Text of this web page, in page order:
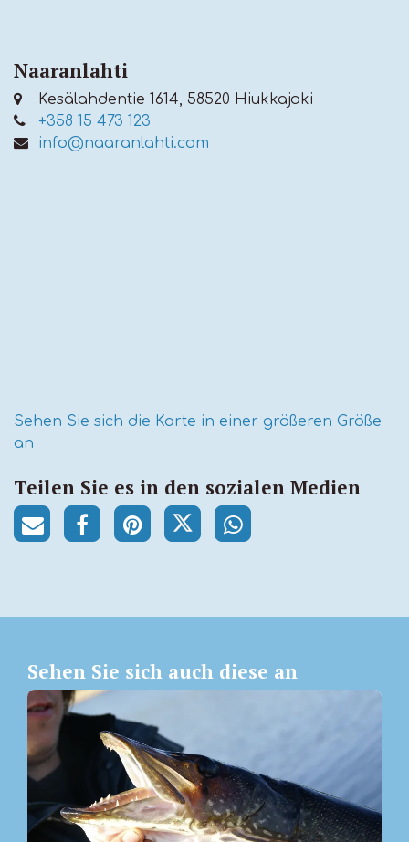
Naaranlahti
Kesälahdentie 1614, 58520 Hiukkajoki
+358 15 473 123
info@naaranlahti.com
Sehen Sie sich die Karte in einer größeren Größe
an
Teilen Sie es in den sozialen Medien
Sehen Sie sich auch diese an